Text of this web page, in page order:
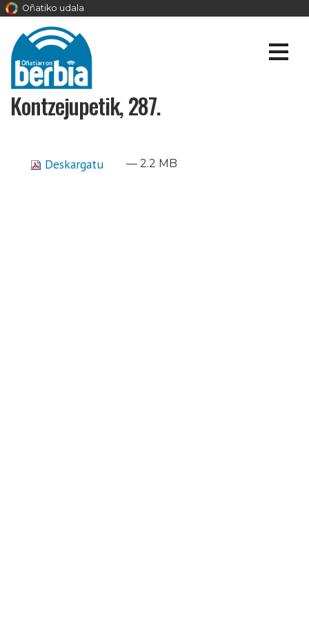
Oñatiko udala
Kontzejupetik, 287.
Deskargatu — 2.2 MB